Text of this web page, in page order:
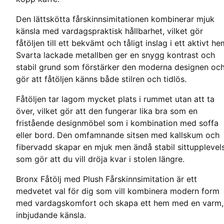
Den lättskötta fårskinnsimitationen kombinerar mjuk
känsla med vardagspraktisk hållbarhet, vilket gör
fåtöljen till ett bekvämt och tåligt inslag i ett aktivt
Svarta lackade metallben ger en snygg kontrast och
stabil grund som förstärker den moderna designen
gör att fåtöljen känns både stilren och tidlös.
Fåtöljen tar lagom mycket plats i rummet utan att ta
över, vilket gör att den fungerar lika bra som en
fristående designmöbel som i kombination med soffa
eller bord. Den omfamnande sitsen med kallskum och
fibervadd skapar en mjuk men ändå stabil
som gör att du vill dröja kvar i stolen längre.
Bronx Fåtölj med Plush Fårskinnsimitation är ett
medvetet val för dig som vill kombinera modern form
med vardagskomfort och skapa ett hem med en varm,
inbjudande känsla.